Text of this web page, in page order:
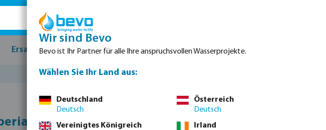
Ersatzteile Produktdatenblätter Waterpoints Service
Wir sind Bevo
Bevo ist Ihr Partner für alle Ihre anspruchsvollen Wasserprojekte.
Wählen Sie Ihr Land aus:
Deutschland
Deutsch
Österreich
Deutsch
Vereinigtes Königreich
Irland